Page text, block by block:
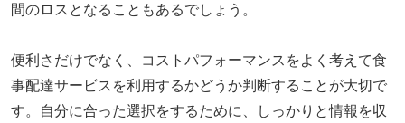
間のロスとなることもあるでしょう。
便利さだけでなく、コストパフォーマンスをよく考えて食
事配達サービスを利用するかどうか判断することが大切で
す。自分に合った選択をするために、しっかりと情報を収